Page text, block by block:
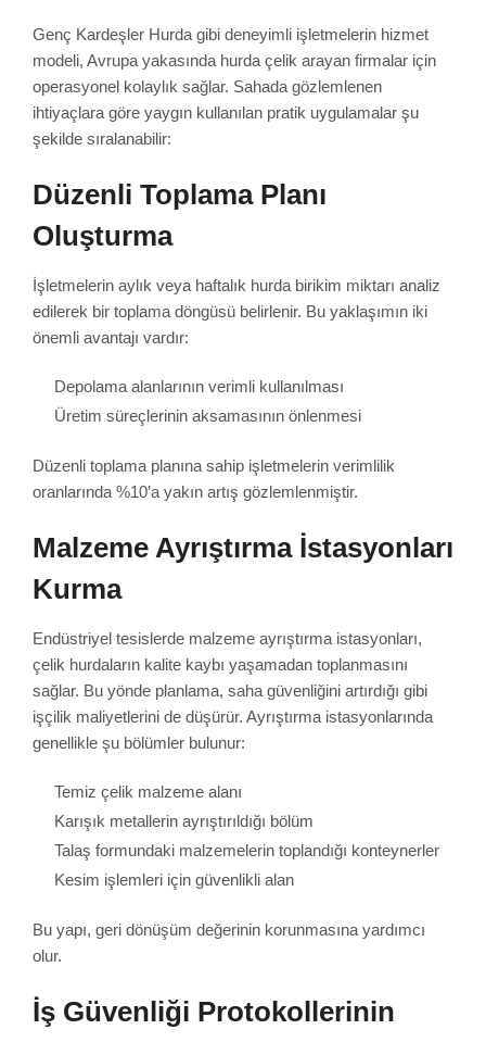
Genç Kardeşler Hurda gibi deneyimli işletmelerin hizmet
modeli, Avrupa yakasında hurda çelik arayan firmalar için
operasyonel kolaylık sağlar. Sahada gözlemlenen
ihtiyaçlara göre yaygın kullanılan pratik uygulamalar şu
şekilde sıralanabilir:
Düzenli Toplama Planı
Oluşturma
İşletmelerin aylık veya haftalık hurda birikim miktarı analiz
edilerek bir toplama döngüsü belirlenir. Bu yaklaşımın iki
önemli avantajı vardır:
Depolama alanlarının verimli kullanılması
Üretim süreçlerinin aksamasının önlenmesi
Düzenli toplama planına sahip işletmelerin verimlilik
oranlarında %10’a yakın artış gözlemlenmiştir.
Malzeme Ayrıştırma İstasyonları
Kurma
Endüstriyel tesislerde malzeme ayrıştırma istasyonları,
çelik hurdaların kalite kaybı yaşamadan toplanmasını
sağlar. Bu yönde planlama, saha güvenliğini artırdığı gibi
işçilik maliyetlerini de düşürür. Ayrıştırma istasyonlarında
genellikle şu bölümler bulunur:
Temiz çelik malzeme alanı
Karışık metallerin ayrıştırıldığı bölüm
Talaş formundaki malzemelerin toplandığı konteynerler
Kesim işlemleri için güvenlikli alan
Bu yapı, geri dönüşüm değerinin korunmasına yardımcı
olur.
İş Güvenliği Protokollerinin